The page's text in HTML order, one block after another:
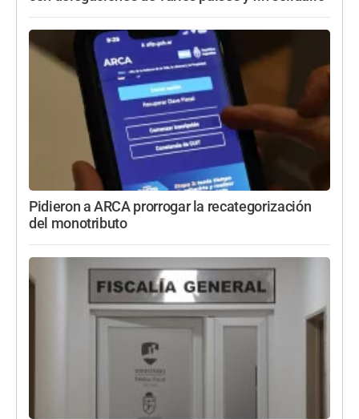
Pidieron a ARCA prorrogar la recategorización
del monotributo